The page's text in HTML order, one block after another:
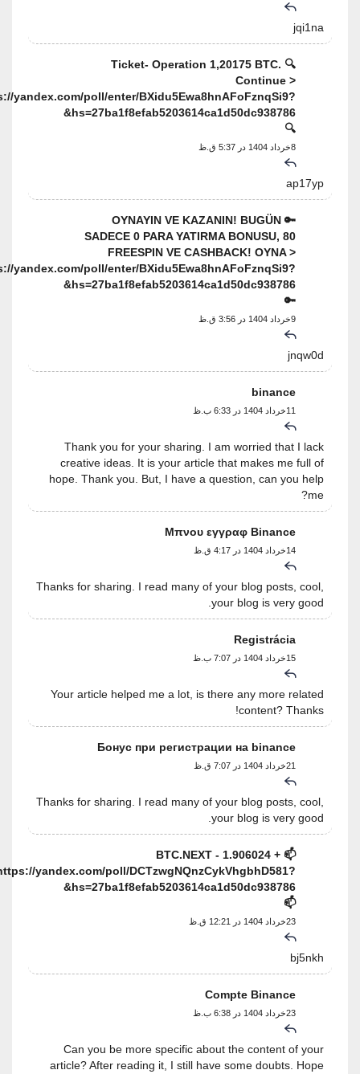
jqi1na
🔍 Ticket- Operation 1,20175 BTC.
Continue >
https://yandex.com/poll/enter/BXidu5Ewa8hnAFoFznqSi9?
hs=27ba1f8efab5203614ca1d50dc938786&
ap17yp
🔑 OYNAYIN VE KAZANIN! BUGÜN
SADECE 0 PARA YATIRMA BONUSU, 80
FREESPIN VE CASHBACK! OYNA >
https://yandex.com/poll/enter/BXidu5Ewa8hnAFoFznqSi9?
hs=27ba1f8efab5203614ca1d50dc938786&
jnqw0d
binance
Thank you for your sharing. I am worried that I lack
creative ideas. It is your article that makes me full of
hope. Thank you. But, I have a question, can you help
Μπνου εγγραφ Binance
Thanks for sharing. I read many of your blog posts, cool,
your blog is very good.
Registrácia
Your article helped me a lot, is there any more related
content? Thanks!
Бонус при регистрации на binance
Thanks for sharing. I read many of your blog posts, cool,
your blog is very good.
📫 + 1.906024 BTC.NEXT -
https://yandex.com/poll/DCTzwgNQnzCykVhgbhD581?
hs=27ba1f8efab5203614ca1d50dc938786&
bj5nkh
Compte Binance
Can you be more specific about the content of your
article? After reading it, I still have some doubts. Hope